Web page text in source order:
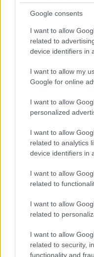
Google consents
I want to allow
related to
device identifiers in
I want to allow my
Google for online
I want to allow
personalized
I want to allow
related to analytics
device identifiers in
I want to allow
related to
I want to allow
related to
I want to allow
related to security,
functionality and
υπάρχει επαρκής
γνωρίζει τις
ανάγκες των μαθητών.
πολύτιμος χρόνος,
ζημιώνει την ομαλή
εξωτερικού.
2019-20 λήγουν πολλές
εκπαιδευτικοί θα
οι σχολικές μονάδες
στελεχωμένες.
προτείνουμε δεν θα
δημοσιονομικό
των εκπαιδευτικών
την τριετία θα
εκπαιδευτικοί με
αυτή εξοικονομεί
πρώτης μετάβασης και
αφορούν πλέον